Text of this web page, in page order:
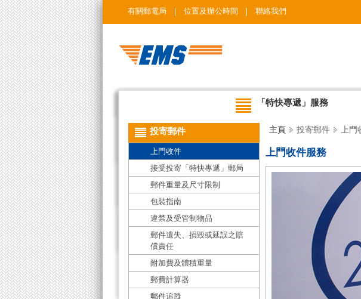
有關郵電局 位置及辦公時間 聯絡我們
「特快專遞」服務
投寄郵件
上門收件
接受投寄「特快專遞」郵局
郵件重量及尺寸限制
包裝指南
違禁及受管制物品
郵件遺失、損毀或延誤之賠
償責任
附加費及體積重量
郵費計算器
郵件追蹤
主頁 投寄郵件 上
上門收件服務